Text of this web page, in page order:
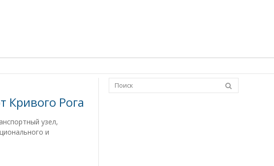
Кривого Рога
узел,
и